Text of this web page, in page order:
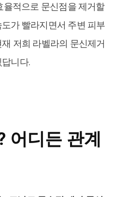
율적으로 문신점을 제거할
가 빨라지면서 주변 피부
저희 라벨라의 문신제거
니다.
어디든 관계